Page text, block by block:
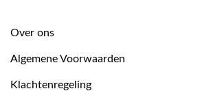
Over ons
Algemene Voorwaarden
Klachtenregeling